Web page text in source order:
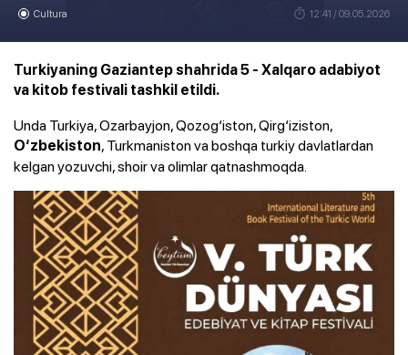
Cultura 12:41 / 09.05.2026
Turkiyaning Gaziantep shahrida 5 - Xalqaro adabiyot
va kitob festivali tashkil etildi.
Unda Turkiya, Ozarbayjon, Qozog‘iston, Qirg‘iziston,
O‘zbekiston, Turkmaniston va boshqa turkiy davlatlardan
kelgan yozuvchi, shoir va olimlar qatnashmoqda.